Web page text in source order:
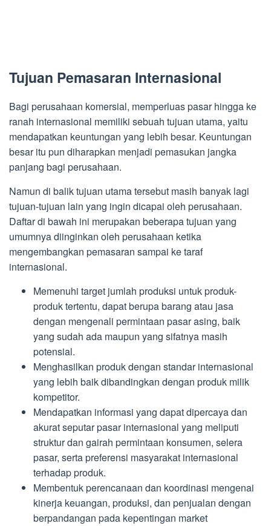
Tujuan Pemasaran Internasional
Bagi perusahaan komersial, memperluas pasar hingga ke
ranah internasional memiliki sebuah tujuan utama, yaitu
mendapatkan keuntungan yang lebih besar. Keuntungan
besar itu pun diharapkan menjadi pemasukan jangka
panjang bagi perusahaan.
Namun di balik tujuan utama tersebut masih banyak lagi
tujuan-tujuan lain yang ingin dicapai oleh perusahaan.
Daftar di bawah ini merupakan beberapa tujuan yang
umumnya diinginkan oleh perusahaan ketika
mengembangkan pemasaran sampai ke taraf
internasional.
Memenuhi target jumlah produksi untuk produk-
produk tertentu, dapat berupa barang atau jasa
dengan mengenali permintaan pasar asing, baik
yang sudah ada maupun yang sifatnya masih
potensial.
Menghasilkan produk dengan standar internasional
yang lebih baik dibandingkan dengan produk milik
kompetitor.
Mendapatkan informasi yang dapat dipercaya dan
akurat seputar pasar internasional yang meliputi
struktur dan gairah permintaan konsumen, selera
pasar, serta preferensi masyarakat internasional
terhadap produk.
Membentuk perencanaan dan koordinasi mengenai
kinerja keuangan, produksi, dan penjualan dengan
berpandangan pada kepentingan market